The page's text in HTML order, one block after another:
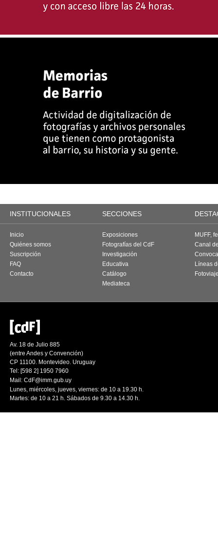
INSTITUCIONALES SECCIONES
Inicio
Quiénes somos
Suscripción
FAQ
Contacto
Exposiciones
Fotografías del CdF
Investigación
Educativa
Catálogo
Mediateca
MUFF,
Canal
Líneas
Av. 18 de Julio 885
(entre Andes y Convención)
CP 11100. Montevideo. Uruguay
Tel: [598 2] 1950 7960
Mail: CdF@imm.gub.uy
Lunes, miércoles, jueves, viernes: de 10 a 19.30 h.
Martes: de 10 a 21 h. Sábados de 9.30 a 14.30 h.